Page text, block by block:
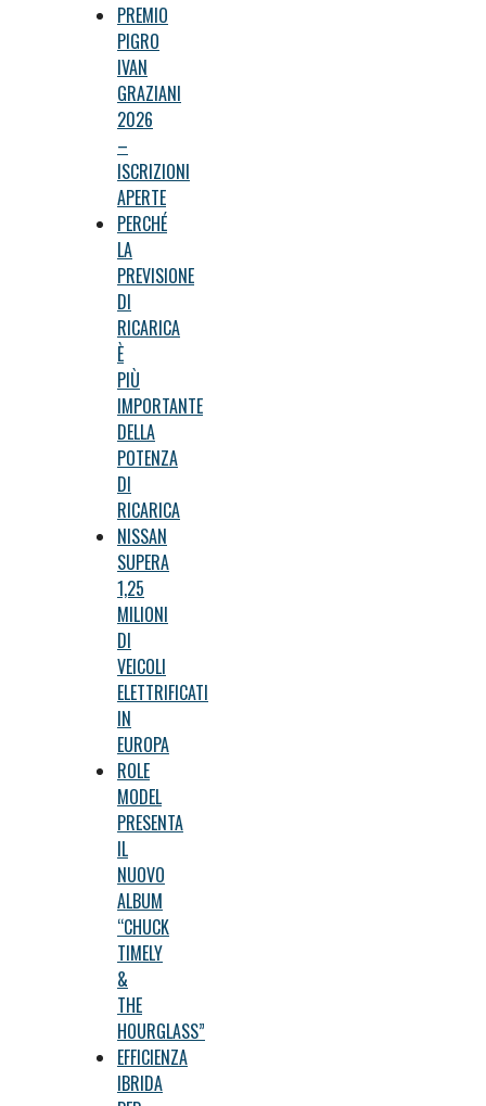
PREMIO
PIGRO
IVAN
GRAZIANI
2026
–
ISCRIZIONI
APERTE
PERCHÉ
LA
PREVISIONE
DI
RICARICA
È
PIÙ
IMPORTANTE
DELLA
POTENZA
DI
RICARICA
NISSAN
SUPERA
1,25
MILIONI
DI
VEICOLI
ELETTRIFICATI
IN
EUROPA
ROLE
MODEL
PRESENTA
IL
NUOVO
ALBUM
“CHUCK
TIMELY
&
THE
HOURGLASS”
EFFICIENZA
IBRIDA